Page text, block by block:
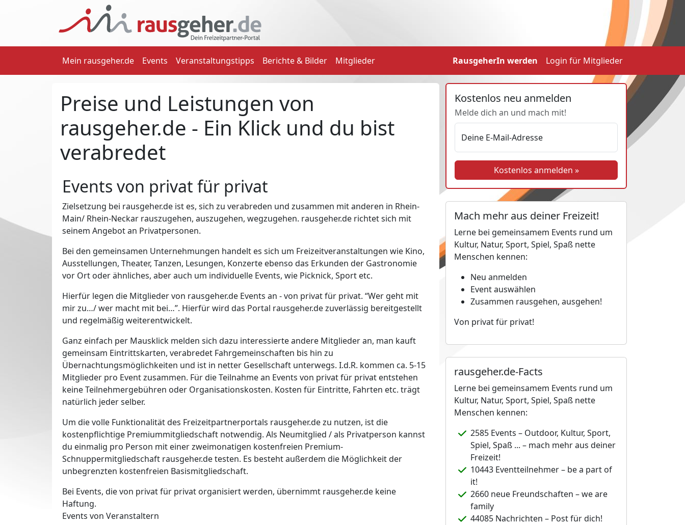
Mein rausgeher.de Events Veranstaltungstipps Berichte & Bilder Mitglieder RausgeherIn werden Login für Mitglieder
Preise und Leistungen von
rausgeher.de - Ein Klick und du bist
verabredet
Events von privat für privat
Zielsetzung bei rausgeher.de ist es, sich zu verabreden und zusammen mit anderen in Rhein-
Main/ Rhein-Neckar rauszugehen, auszugehen, wegzugehen. rausgeher.de richtet sich mit
seinem Angebot an Privatpersonen.
Bei den gemeinsamen Unternehmungen handelt es sich um Freizeitveranstaltungen wie Kino,
Ausstellungen, Theater, Tanzen, Lesungen, Konzerte ebenso das Erkunden der Gastronomie
vor Ort oder ähnliches, aber auch um individuelle Events, wie Picknick, Sport etc.
Hierfür legen die Mitglieder von rausgeher.de Events an - von privat für privat. “Wer geht mit
mir zu…/ wer macht mit bei…”. Hierfür wird das Portal rausgeher.de zuverlässig bereitgestellt
und regelmäßig weiterentwickelt.
Ganz einfach per Mausklick melden sich dazu interessierte andere Mitglieder an, man kauft
gemeinsam Eintrittskarten, verabredet Fahrgemeinschaften bis hin zu
Übernachtungsmöglichkeiten und ist in netter Gesellschaft unterwegs. I.d.R. kommen ca. 5-15
Mitglieder pro Event zusammen. Für die Teilnahme an Events von privat für privat entstehen
keine Teilnehmergebühren oder Organisationskosten. Kosten für Eintritte, Fahrten etc. trägt
natürlich jeder selber.
Um die volle Funktionalität des Freizeitpartnerportals rausgeher.de zu nutzen, ist die
kostenpflichtige Premiummitgliedschaft notwendig. Als Neumitglied / als Privatperson kannst
du einmalig pro Person mit einer zweimonatigen kostenfreien Premium-
Schnuppermitgliedschaft rausgeher.de testen. Es besteht außerdem die Möglichkeit der
unbegrenzten kostenfreien Basismitgliedschaft.
Bei Events, die von privat für privat organisiert werden, übernimmt rausgeher.de keine
Haftung.
Events von Veranstaltern
Kostenlos neu anmelden
Melde dich an und mach mit!
Deine E-Mail-Adresse
Kostenlos anmelden »
Mach mehr aus deiner Freizeit!
Lerne bei gemeinsamem Events rund um
Kultur, Natur, Sport, Spiel, Spaß nette
Menschen kennen:
Neu anmelden
Event auswählen
Zusammen rausgehen, ausgehen!
Von privat für privat!
rausgeher.de-Facts
Lerne bei gemeinsamem Events rund um
Kultur, Natur, Sport, Spiel, Spaß nette
Menschen kennen:
2585 Events – Outdoor, Kultur, Sport,
Spiel, Spaß ... – mach mehr aus deiner
Freizeit!
10443 Eventteilnehmer – be a part of
it!
2660 neue Freundschaften – we are
family
44085 Nachrichten – Post für dich!